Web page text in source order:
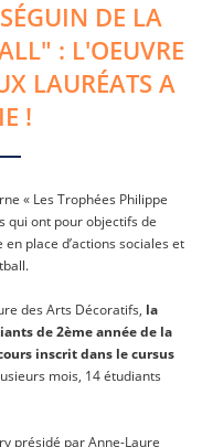
DE LA
: L'OEUVRE
LAURÉATS A
!
« Les Trophées Philippe
qui ont pour objectifs de
place d’actions sociales et
des Arts Décoratifs, la
de 2ème année de la
inscrit dans le cursus
mois, 14 étudiants
présidé par Anne-Laure